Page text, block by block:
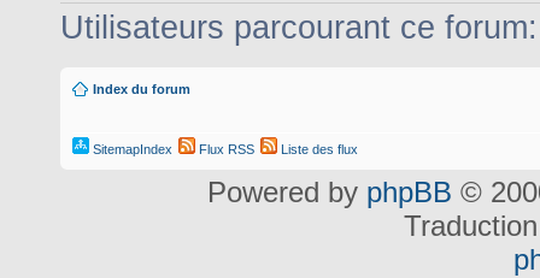
Utilisateurs parcourant ce
Index du forum
SitemapIndex Flux RSS Liste des flux
Powered by phpBB ©